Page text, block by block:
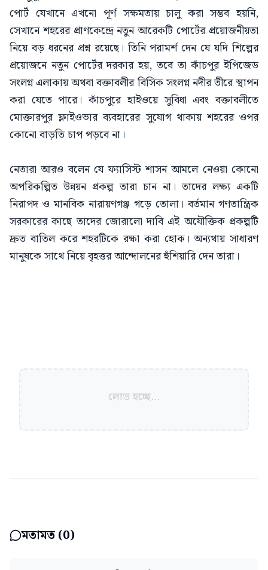
পোর্ট যেখানে এখনো পূর্ণ সক্ষমতায় চালু করা সম্ভব হয়নি,
সেখানে শহরের প্রাণকেন্দ্রে নতুন আরেকটি পোর্টের প্রয়োজনীয়তা
নিয়ে বড় ধরনের প্রশ্ন রয়েছে। তিনি পরামর্শ দেন যে যদি শিল্পের
প্রয়োজনে নতুন পোর্টের দরকার হয়, তবে তা কাঁচপুর ইপিজেড
সংলগ্ন এলাকায় অথবা বক্তাবলীর বিসিক সংলগ্ন নদীর তীরে স্থাপন
করা যেতে পারে। কাঁচপুরে হাইওয়ে সুবিধা এবং বক্তাবলীতে
মোক্তারপুর ফ্লাইওভার ব্যবহারের সুযোগ থাকায় শহরের ওপর
কোনো বাড়তি চাপ পড়বে না।
নেতারা আরও বলেন যে ফ্যাসিস্ট শাসন আমলে নেওয়া কোনো
অপরিকল্পিত উন্নয়ন প্রকল্প তারা চান না। তাদের লক্ষ্য একটি
নিরাপদ ও মানবিক নারায়ণগঞ্জ গড়ে তোলা। বর্তমান গণতান্ত্রিক
সরকারের কাছে তাদের জোরালো দাবি এই অযৌক্তিক প্রকল্পটি
দ্রুত বাতিল করে শহরটিকে রক্ষা করা হোক। অন্যথায় সাধারণ
মানুষকে সাথে নিয়ে বৃহত্তর আন্দোলনের হুঁশিয়ারি দেন তারা।
লোড হচ্ছে...
মতামত (0)